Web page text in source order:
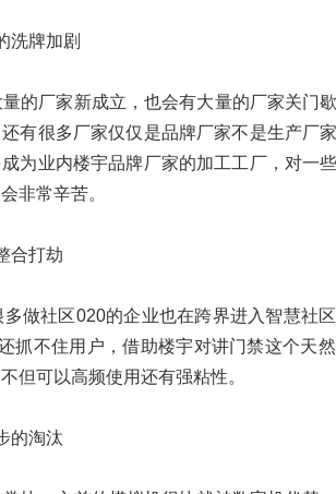
牌加剧
厂家新成立，也会有大量的厂家关门
有很多厂家仅仅是品牌厂家不是生产厂
为业内楼宇品牌厂家的加工工厂，对一
非常辛苦。
打劫
社区020的企业也在跨界进入智慧社区
抓不住用户，借助楼宇对讲门禁这个天
但可以高频使用还有强粘性。
淘汰